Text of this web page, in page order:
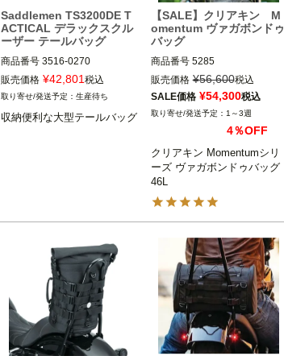
Saddlemen TS3200DE T
ACTICAL デラックスクル
ーザー テールバッグ
商品番号 3516-0270
SaddleMen（サドルマン）
販売価格 ¥42,801税込
生産待ち
収納便利な大型テールバッグ
【SALE】クリアキン M
omentum ヴァガボンドゥ
バッグ
商品番号 5285
kuryakyn（クリアキン）
販売価格 ¥56,600税込
SALE価格 ¥54,300税込
1～3週
4％OFF
クリアキン Momentumシリ
ーズ ヴァガボンドゥバッグ
46L